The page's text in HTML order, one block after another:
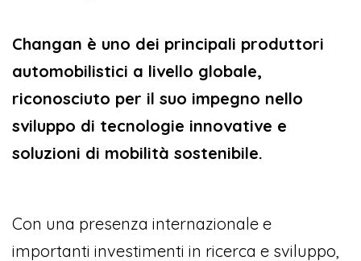
Changan è uno dei principali produttori
automobilistici a livello globale,
riconosciuto per il suo impegno nello
sviluppo di tecnologie innovative e
soluzioni di mobilità sostenibile.
Con una presenza internazionale e
importanti investimenti in ricerca e sviluppo,